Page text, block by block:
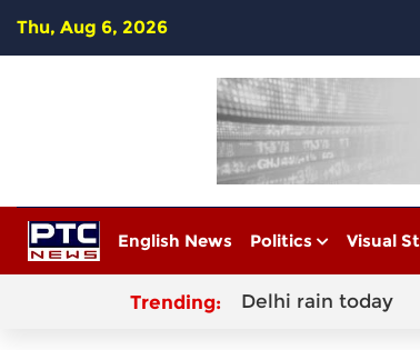
Thu, Aug 6, 2026
English News Politics Visual
Trending: Delhi rain today